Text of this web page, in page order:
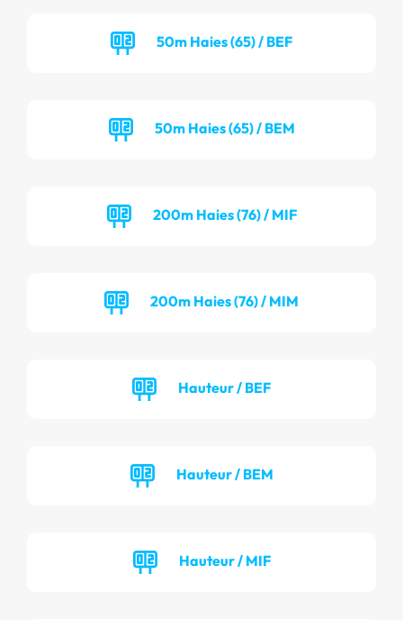
50m Haies (65) / BEF
50m Haies (65) / BEM
200m Haies (76) / MIF
200m Haies (76) / MIM
Hauteur / BEF
Hauteur / BEM
Hauteur / MIF